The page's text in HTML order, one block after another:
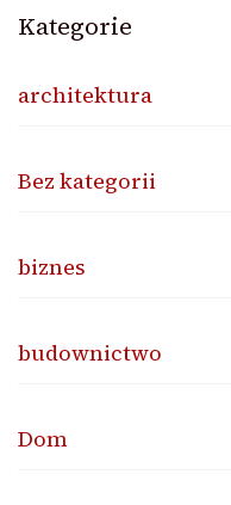
Kategorie
architektura
Bez kategorii
biznes
budownictwo
Dom